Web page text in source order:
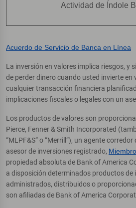
Actividad de Índole
Acuerdo de Servicio de Banca en Línea
La inversión en valores implica riesgos, y
de perder dinero cuando usted invierte en
cualquier transacción financiera
implicaciones fiscales o legales con un
Los productos de valores son
Pierce, Fenner & Smith Incorporated
“MLPF&S” o “Merrill”), un agente
asesor de inversiones registrado,
propiedad absoluta de Bank of America
a disposición determinados productos de
administrados, distribuidos o
son afiliadas de Bank of America